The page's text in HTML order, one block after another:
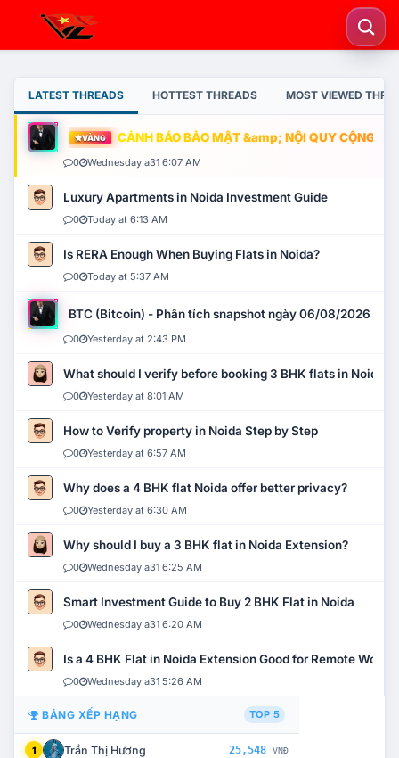
LATEST THREADS HOTTEST THREADS MOST VIEWED
VÀNG CẢNH BÁO BẢO MẬT &amp; NỘI QUY CỘNG
0 Wednesday a31 6:07 AM
Luxury Apartments in Noida Investment Guide
0 Today at 6:13 AM
Is RERA Enough When Buying Flats in Noida?
0 Today at 5:37 AM
BTC (Bitcoin) - Phân tích snapshot ngày 06/08/2026
0 Yesterday at 2:43 PM
What should I verify before booking 3 BHK flats in Noida?
0 Yesterday at 8:01 AM
How to Verify property in Noida Step by Step
0 Yesterday at 6:57 AM
Why does a 4 BHK flat Noida offer better privacy?
0 Yesterday at 6:30 AM
Why should I buy a 3 BHK flat in Noida Extension?
0 Wednesday a31 6:25 AM
Smart Investment Guide to Buy 2 BHK Flat in Noida
0 Wednesday a31 6:20 AM
Is a 4 BHK Flat in Noida Extension Good for Remote Work?
0 Wednesday a31 5:26 AM
BẢNG XẾP HẠNG TOP 5
1 Trần Thị Hương 25,548 VNĐ